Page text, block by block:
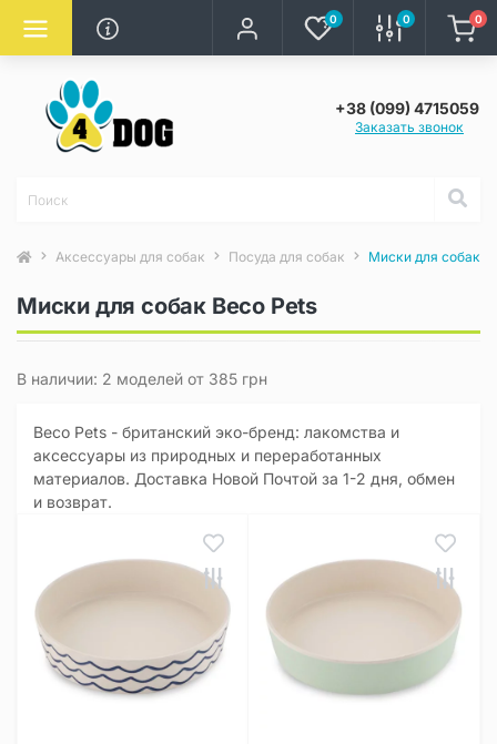
0 0 0
+38 (099) 4715059
Заказать звонок
Аксессуары для собак Посуда для собак Миски для собак
Миски для собак Beco Pets
В наличии: 2 моделей от 385 грн
Beco Pets - британский эко-бренд: лакомства и
аксессуары из природных и переработанных
материалов. Доставка Новой Почтой за 1-2 дня, обмен
и возврат.